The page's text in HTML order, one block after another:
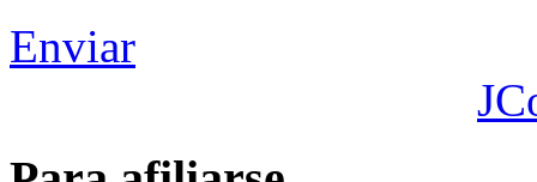
Enviar